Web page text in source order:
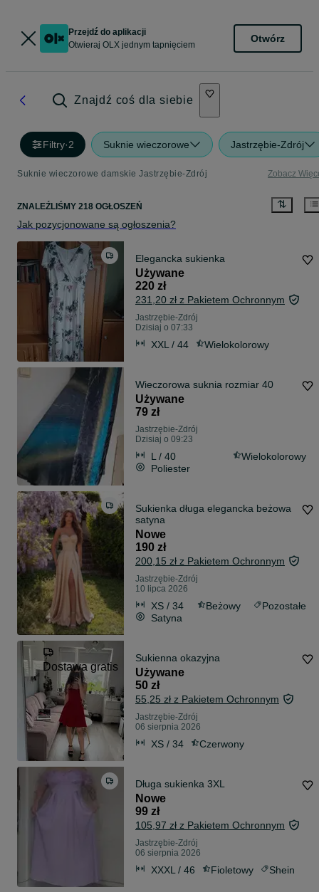
Przejdź do aplikacji
Otwieraj OLX jednym tapnięciem
Otwórz
Znajdź coś dla siebie
Filtry·2 Suknie wieczorowe Jastrzębie-Zdrój
Suknie wieczorowe damskie Jastrzębie-Zdrój Zobacz
ZNALEŹLIŚMY 218 OGŁOSZEŃ
Jak pozycjonowane są ogłoszenia?
Elegancka sukienka
Używane
220 zł
231,20 zł z Pakietem Ochronnym
Jastrzębie-Zdrój
Dzisiaj o 07:33
XXL / 44 Wielokolorowy
Wieczorowa suknia rozmiar 40
Używane
79 zł
Jastrzębie-Zdrój
Dzisiaj o 09:23
L / 40
Wielokolorowy
Poliester
Sukienka długa elegancka beżowa
satyna
Nowe
190 zł
200,15 zł z Pakietem Ochronnym
Jastrzębie-Zdrój
10 lipca 2026
XS / 34 Beżowy
Pozostałe
Satyna
Dostawa gratis
Sukienna okazyjna
Używane
50 zł
55,25 zł z Pakietem Ochronnym
Jastrzębie-Zdrój
06 sierpnia 2026
XS / 34 Czerwony
Długa sukienka 3XL
Nowe
99 zł
105,97 zł z Pakietem Ochronnym
Jastrzębie-Zdrój
06 sierpnia 2026
XXXL / 46 Fioletowy Shein